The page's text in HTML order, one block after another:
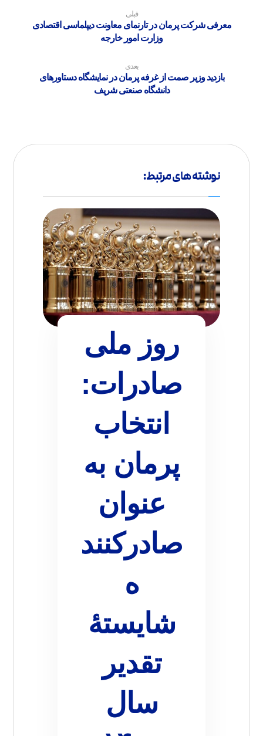
قبلی
معرفی شرکت پرمان در تارنمای معاونت دیپلماسی اقتصادی
وزارت امور خارجه
بعدی
بازدید وزیر صمت از غرفه پرمان در نمایشگاه دستاورهای
دانشگاه صنعتی شریف
نوشته های مرتبط:
روز ملی
صادرات:
انتخاب
پرمان به
عنوان
صادرکنند
ه
شایستۀ
تقدیر
سال